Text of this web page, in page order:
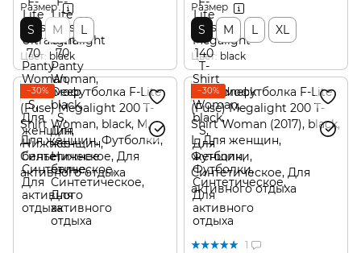
Размер
S M L
Цвет black
Размер
S M L XL
Цвет black
−30% −30%
1